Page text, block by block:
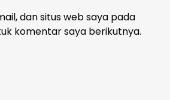
dan situs web saya pada
komentar saya berikutnya.